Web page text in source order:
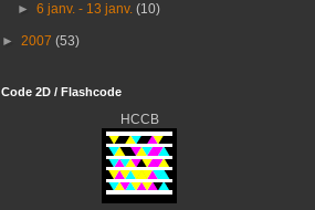
►6 janv. - 13 janv.(10)
► 2007 (53)
Code 2D / Flashcode
HCCB